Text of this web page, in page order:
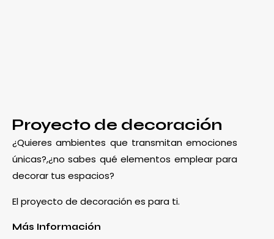
Proyecto de decoración
¿Quieres ambientes que transmitan emociones
únicas?,¿no sabes qué elementos emplear para
decorar tus espacios?
El proyecto de decoración es para ti.
Más Información